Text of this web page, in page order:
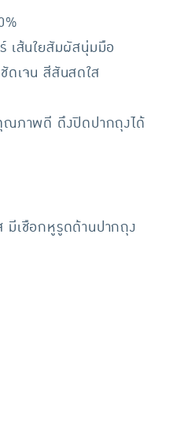
เส้นใยสัมผัสนุ่มมือ
ดเจน สีสันสดใส
ณภาพดี ดึงปิดปากถุงได้
มีเชือกหูรูดด้านปากถุง